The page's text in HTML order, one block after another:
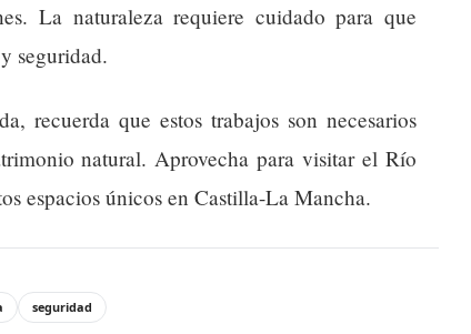
La naturaleza requiere cuidado para que
seguridad.
recuerda que estos trabajos son necesarios
natural. Aprovecha para visitar el Río
espacios únicos en Castilla-La Mancha.
seguridad